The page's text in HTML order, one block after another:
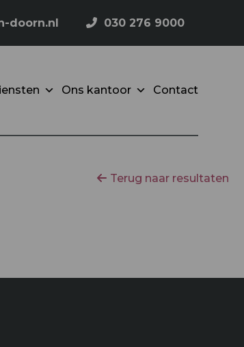
doorn.nl 030 276 9000
Ons kantoor Contact
Terug naar resultaten